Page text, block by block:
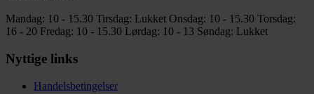
Mandag: 10 - 15.30 Tirsdag: Lukket Onsdag: 10 - 15.30 Torsdag:
16 - 20 Fredag: 10 - 15.30 Lørdag: 10 - 13 Søndag: Lukket
Nyttige links
Handelsbetingelser